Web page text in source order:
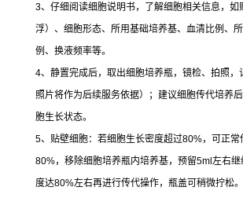
3、仔细阅读细胞说明书，了解细胞相关信息，如
浮）、细胞形态、所用基础培养基、血清比例、
例、换液频率等。
4、静置完成后，取出细胞培养瓶，镜检、拍照，
照片将作为后续服务依据）；建议细胞传代培养
胞生长状态。
5、贴壁细胞：若细胞生长密度超过80%，可正
80%，移除细胞培养瓶内培养基，预留5ml左右继
度达80%左右再进行传代操作，瓶盖可稍微拧松。